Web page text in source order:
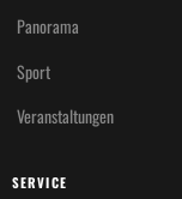
Panorama
Sport
Veranstaltungen
SERVICE